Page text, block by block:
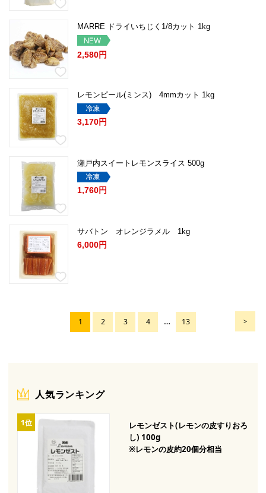
MARRE ドライいちじく1/8カット 1kg
2,580円
レモンピール(ミンス) 4mmカット 1kg
3,170円
瀬戸内スイートレモンスライス 500g
1,760円
サバトン オレンジラメル 1kg
6,000円
>
1 2 3 4 … 13
人気ランキング
レモンゼスト(レモンの皮すりおろ
し) 100g
※レモンの皮約20個分相当